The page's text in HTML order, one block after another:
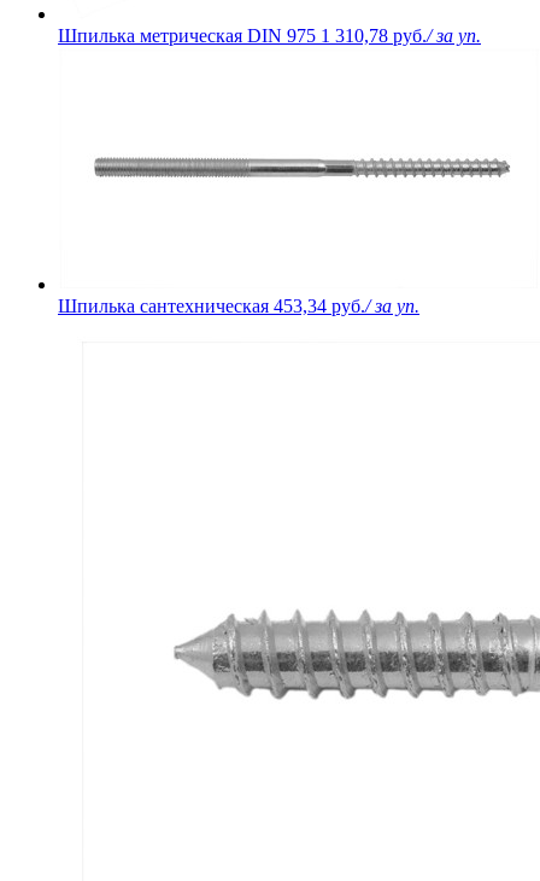
Шпилька метрическая DIN 975 1 310,78 руб./ за уп.
Шпилька сантехническая 453,34 руб./ за уп.